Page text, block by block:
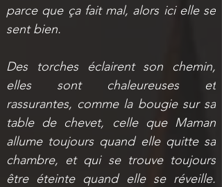
parce que ça fait mal, alors ici elle se
sent bien.
Des torches éclairent son chemin,
elles sont chaleureuses et
rassurantes, comme la bougie sur sa
table de chevet, celle que Maman
allume toujours quand elle quitte sa
chambre, et qui se trouve toujours
être éteinte quand elle se réveille.